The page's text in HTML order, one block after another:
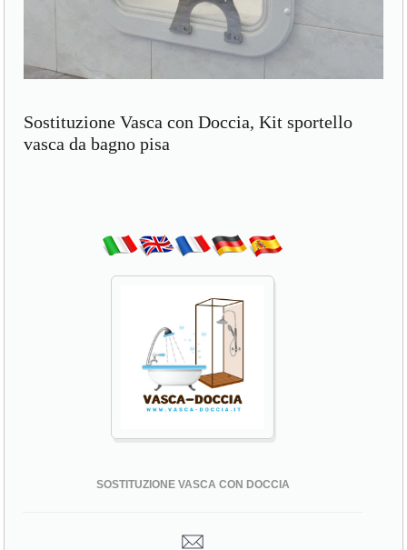
Sostituzione Vasca con Doccia, Kit sportello
vasca da bagno pisa
SOSTITUZIONE VASCA CON DOCCIA